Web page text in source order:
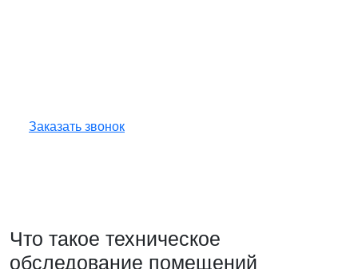
Заказать звонок
Что такое техническое
обследование помещений